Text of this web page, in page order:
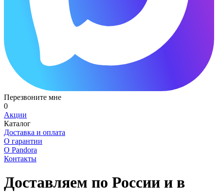
Перезвоните мне
0
Акции
Каталог
Доставка и оплата
О гарантии
О Pandora
Контакты
Доставляем по России и в